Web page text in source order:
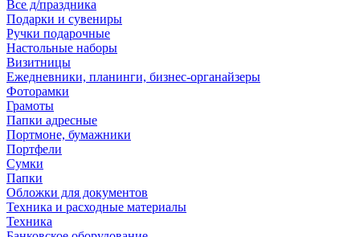
Все д/праздника
Подарки и сувениры
Ручки подарочные
Настольные наборы
Визитницы
Ежедневники, планинги, бизнес-органайзеры
Фоторамки
Грамоты
Папки адресные
Портмоне, бумажники
Портфели
Сумки
Папки
Обложки для документов
Техника и расходные материалы
Техника